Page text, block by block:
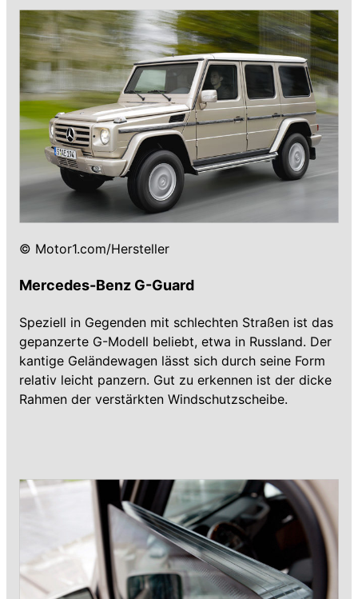
© Motor1.com/Hersteller
Mercedes-Benz G-Guard
Speziell in Gegenden mit schlechten Straßen ist das
gepanzerte G-Modell beliebt, etwa in Russland. Der
kantige Geländewagen lässt sich durch seine Form
relativ leicht panzern. Gut zu erkennen ist der dicke
Rahmen der verstärkten Windschutzscheibe.